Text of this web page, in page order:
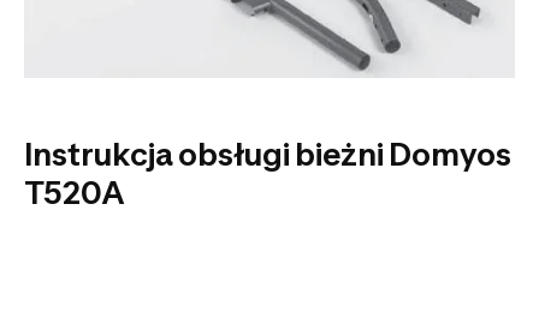
Instrukcja obsługi bieżni Domyos
T520A